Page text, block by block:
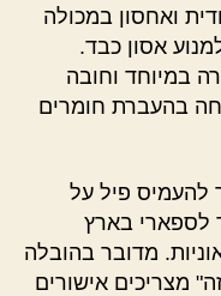
ואחסון במכולה
אסון כבד.
במיוחד וחובה
בהעברת חומרים
להעמיס פיל על
לספארי בארץ
מדובר בהובלה
מצריכים אישורים